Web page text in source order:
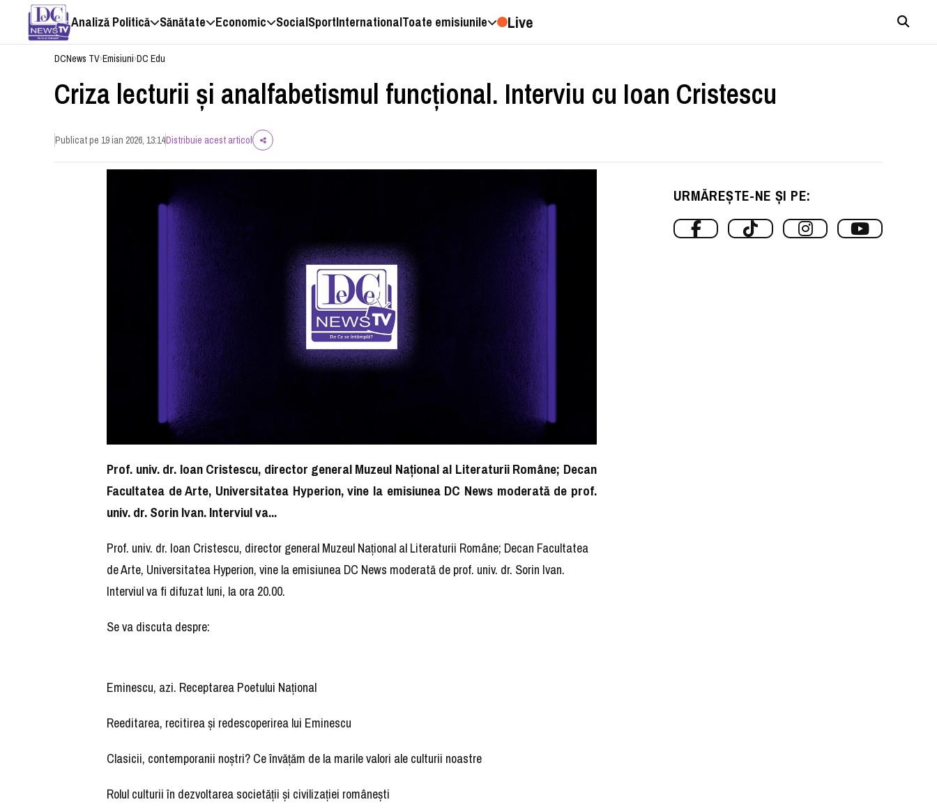
Analiză Politică Sănătate Economic SocialSportInternationalToate emisiunile Live
DCNews TV›Emisiuni›DC Edu
Criza lecturii și analfabetismul funcțional. Interviu cu Ioan Cristescu
Publicat pe 19 ian 2026, 13:14Distribuie acest articol
Prof. univ. dr. Ioan Cristescu, director general Muzeul Național al Literaturii Române; Decan
Facultatea de Arte, Universitatea Hyperion, vine la emisiunea DC News moderată de prof.
univ. dr. Sorin Ivan. Interviul va...
Prof. univ. dr. Ioan Cristescu, director general Muzeul Național al Literaturii Române; Decan Facultatea
de Arte, Universitatea Hyperion, vine la emisiunea DC News moderată de prof. univ. dr. Sorin Ivan.
Interviul va fi difuzat luni, la ora 20.00.
Se va discuta despre:
Eminescu, azi. Receptarea Poetului Național
Reeditarea, recitirea și redescoperirea lui Eminescu
Clasicii, contemporanii noștri? Ce învățăm de la marile valori ale culturii noastre
Rolul culturii în dezvoltarea societății și civilizației românești
URMĂREȘTE-NE ȘI PE: